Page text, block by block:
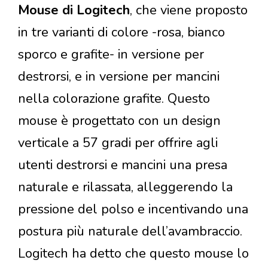
Mouse di Logitech, che viene proposto
in tre varianti di colore -rosa, bianco
sporco e grafite- in versione per
destrorsi, e in versione per mancini
nella colorazione grafite. Questo
mouse è progettato con un design
verticale a 57 gradi per offrire agli
utenti destrorsi e mancini una presa
naturale e rilassata, alleggerendo la
pressione del polso e incentivando una
postura più naturale dell’avambraccio.
Logitech ha detto che questo mouse lo